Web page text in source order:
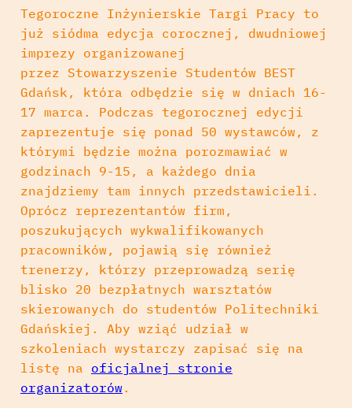
Tegoroczne Inżynierskie Targi Pracy to
już siódma edycja corocznej, dwudniowej
imprezy organizowanej
przez Stowarzyszenie Studentów BEST
Gdańsk , która odbędzie się w dniach 16-
17 marca. Podczas tegorocznej edycji
zaprezentuje się ponad 50 wystawców, z
którymi będzie można porozmawiać w
godzinach 9-15, a każdego dnia
znajdziemy tam innych przedstawicieli.
Oprócz reprezentantów firm,
poszukujących wykwalifikowanych
pracowników, pojawią się również
trenerzy, którzy przeprowadzą serię
blisko 20 bezpłatnych warsztatów
skierowanych do studentów Politechniki
Gdańskiej. Aby wziąć udział w
szkoleniach wystarczy zapisać się na
listę na oficjalnej stronie
organizatorów.